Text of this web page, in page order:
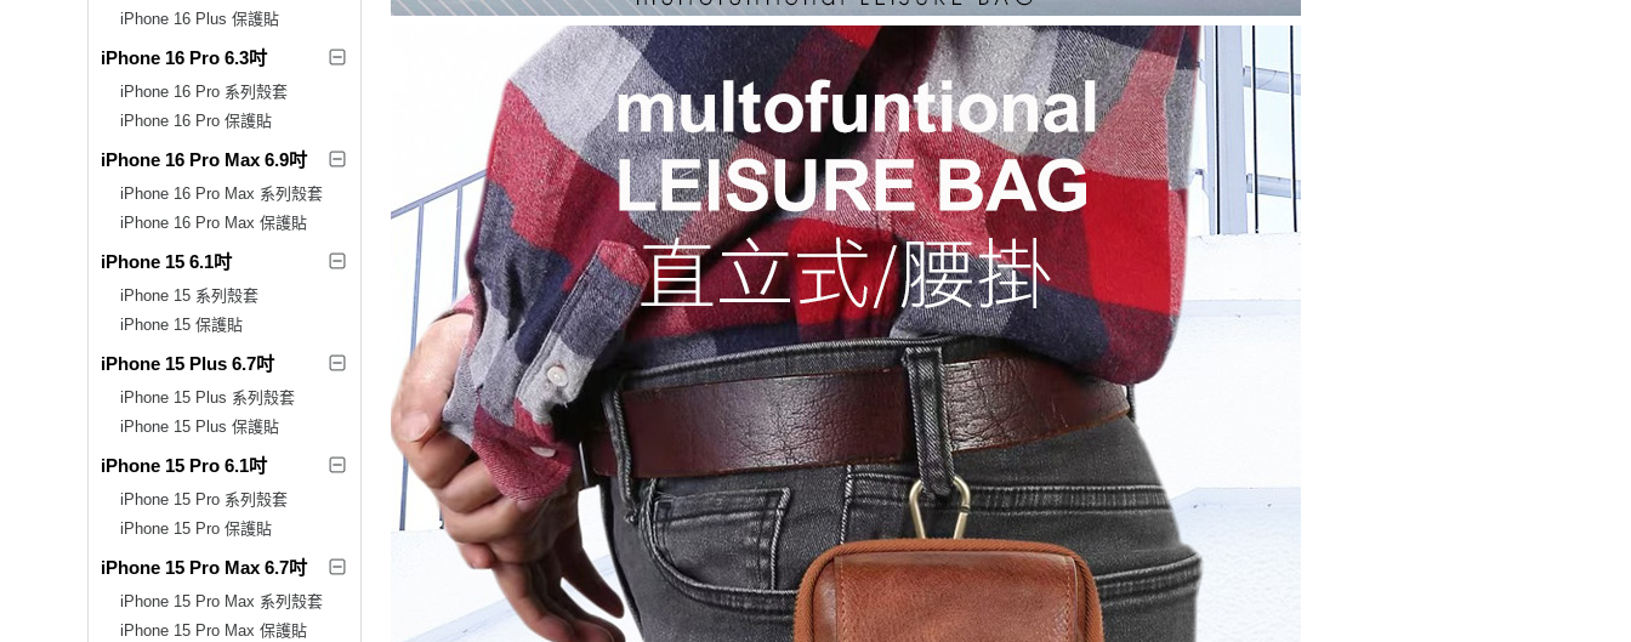
iPhone 16 Plus 保護貼
iPhone 16 Pro 6.3吋
iPhone 16 Pro 系列殼套
iPhone 16 Pro 保護貼
iPhone 16 Pro Max 6.9吋
iPhone 16 Pro Max 系列殼套
iPhone 16 Pro Max 保護貼
iPhone 15 6.1吋
iPhone 15 系列殼套
iPhone 15 保護貼
iPhone 15 Plus 6.7吋
iPhone 15 Plus 系列殼套
iPhone 15 Plus 保護貼
iPhone 15 Pro 6.1吋
iPhone 15 Pro 系列殼套
iPhone 15 Pro 保護貼
iPhone 15 Pro Max 6.7吋
iPhone 15 Pro Max 系列殼套
iPhone 15 Pro Max 保護貼